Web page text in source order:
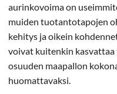
aurinkovoima on
muiden tuotantotapojen
kehitys ja oikein
voivat kuitenkin
osuuden maapallon
huomattavaksi.